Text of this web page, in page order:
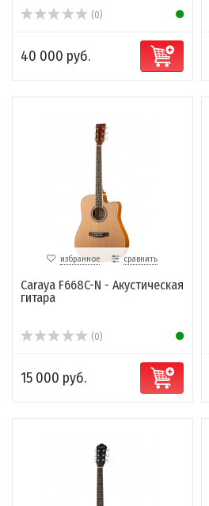
(0)
40 000 руб.
избранное сравнить
Caraya F668C-N - Акустическая
гитара
(0)
15 000 руб.